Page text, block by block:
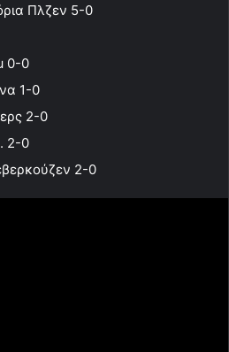
Πλζεν 5-0
0-0
1-0
2-0
2-0
2-0